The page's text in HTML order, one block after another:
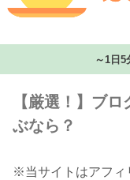
～1日5
【厳選！】ブ
ぶなら？
※当サイトはアフィ